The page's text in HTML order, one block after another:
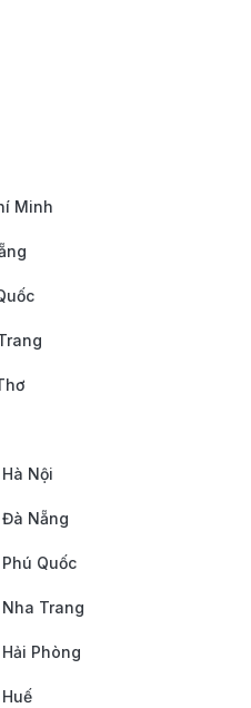
nàn, du khách sẽ
tao nhã – nơi việc
nhìn cũng trở thành
thực, Paris còn là không
văn hóa và nghệ thuật.
ra thế giới sáng tạo
lên trên đường phố,
dáng đi và cách ăn
nên bản sắc rất riêng.
lưu giữ những ký ức khó
đến cảm giác rất đời
Những buổi sáng thong
nắng hay khoảnh
phố lên đèn đều trở
không ồn ào níu kéo,
Minh
Nội
Nẵng
Quốc
Trang
Phòng